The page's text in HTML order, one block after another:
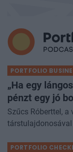
PORTFOLIO
„Ha egy
pénzt egy jó
Szűcs Róberttel,
PORTFOLIO